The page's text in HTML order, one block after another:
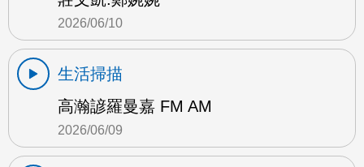
2026/06/10
生活掃描
高瀚諺羅曼嘉 FM AM
2026/06/09